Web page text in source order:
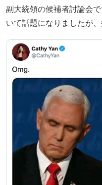
副大統領の候補者討論会
いて話題になりましたが